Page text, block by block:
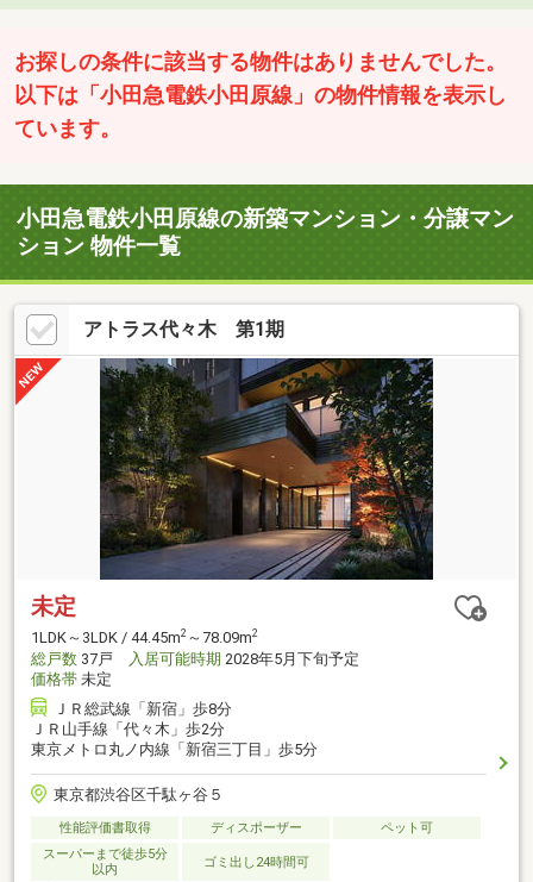
お探しの条件に該当する物件はありませんでした。
以下は「小田急電鉄小田原線」の物件情報を表示し
ています。
小田急電鉄小田原線の新築マンション・分譲マン
ション 物件一覧
アトラス代々木 第1期
未定
1LDK～3LDK / 44.45m2 ～78.09m2
総戸数 37戸 入居可能時期 2028年5月下旬予定
価格帯 未定
ＪＲ総武線「新宿」歩8分
ＪＲ山手線「代々木」歩2分
東京メトロ丸ノ内線「新宿三丁目」歩5分
東京都渋谷区千駄ヶ谷５
性能評価書取得 ディスポーザー
ペット可
スーパーまで徒歩5分
以内
ゴミ出し24時間可